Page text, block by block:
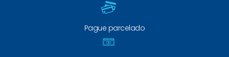
Pague parcelado